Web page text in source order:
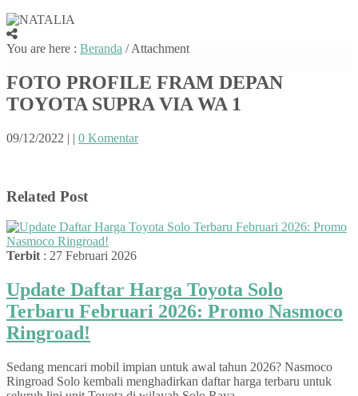
You are here : Beranda / Attachment
FOTO PROFILE FRAM DEPAN
TOYOTA SUPRA VIA WA 1
09/12/2022 | | 0 Komentar
Related Post
Terbit : 27 Februari 2026
Update Daftar Harga Toyota Solo
Terbaru Februari 2026: Promo Nasmoco
Ringroad!
Sedang mencari mobil impian untuk awal tahun 2026? Nasmoco
Ringroad Solo kembali menghadirkan daftar harga terbaru untuk